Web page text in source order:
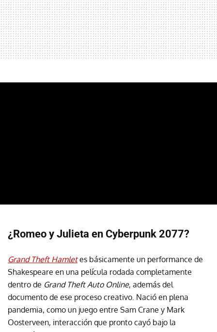
¿Romeo y Julieta en Cyberpunk 2077?
Grand Theft Hamletes básicamente un performance de
Shakespeare en una película rodada completamente
dentro de Grand Theft Auto Online, además del
documento de ese proceso creativo. Nació en plena
pandemia, como un juego entre Sam Crane y Mark
Oosterveen, interacción que pronto cayó bajo la